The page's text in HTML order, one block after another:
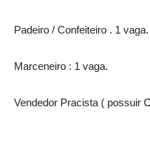
Padeiro / Confeiteiro . 1 vaga.
Marceneiro : 1 vaga.
Vendedor Pracista ( possuir